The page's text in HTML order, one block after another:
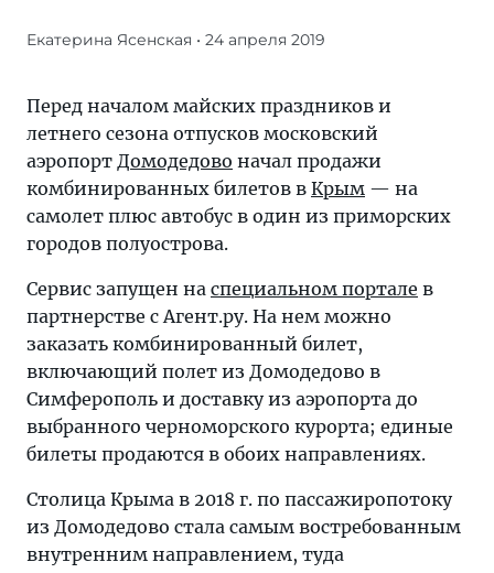
Перед
майских
праздников
и
летнего
сезона
отпусков
аэропорт
Домодедово
начал
продажи
комбинированных
билетов
в
на
самолет
плюс
Екатерина Ясенская • 24 апреля 2019
Перед началом майских праздников и
летнего сезона отпусков московский
аэропорт Домодедово начал продажи
комбинированных билетов в Крым — на
самолет плюс автобус в один из приморских
городов полуострова.
Сервис запущен на специальном портале в
партнерстве с Агент.ру. На нем можно
заказать комбинированный билет,
включающий полет из Домодедово в
Симферополь и доставку из аэропорта до
выбранного черноморского курорта; единые
билеты продаются в обоих направлениях.
Столица Крыма в 2018 г. по пассажиропотоку
из Домодедово стала самым востребованным
внутренним направлением, туда